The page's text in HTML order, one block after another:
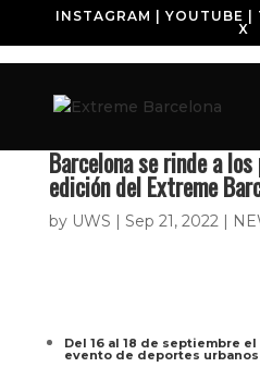
INSTAGRAM YOUTUBE
X
Barcelona se rinde a
edición del Extreme
by UWS | Sep 21, 2022|
Del 16 al 18 de septiembre
evento de deportes